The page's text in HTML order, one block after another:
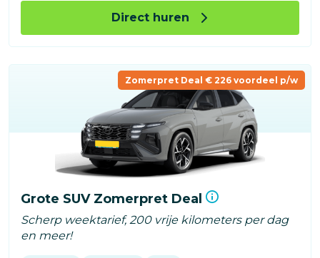
Direct huren
Zomerpret Deal € 226 voordeel p/w
Grote SUV Zomerpret Deal
Scherp weektarief, 200 vrije kilometers per dag
en meer!